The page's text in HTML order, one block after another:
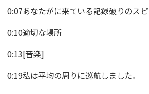
0:07あなたがに来ている記録破りのス
0:10適切な場所
0:13[音楽]
0:19私は平均の周りに巡航しました。